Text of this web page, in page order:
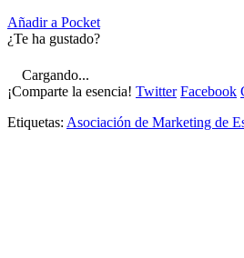
Añadir a Pocket
¿Te ha gustado?
Cargando...
¡Comparte la esencia! Twitter Facebook
Etiquetas: Asociación de Marketing de